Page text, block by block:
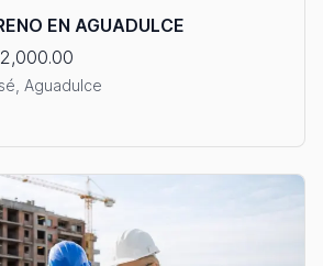
EN AGUADULCE
Aguadulce
DE TERRENO EN AGUADULCE